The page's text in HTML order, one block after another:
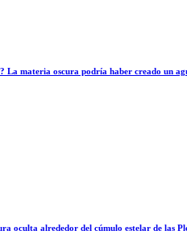
La materia oscura podría haber creado un
oculta alrededor del cúmulo estelar de las